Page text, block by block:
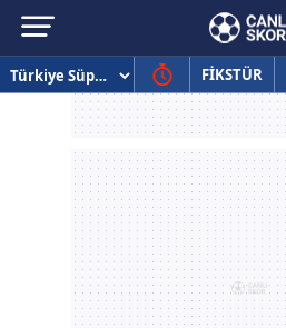
FİKSTÜR